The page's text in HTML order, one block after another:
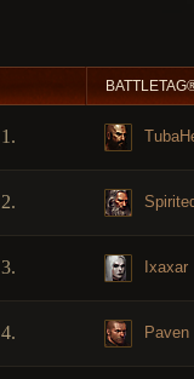
1.
2.
3. Ixaxar
4. Paven